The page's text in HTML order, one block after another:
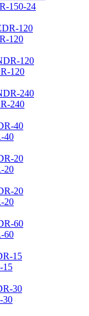
150-24
120
120
240
40
20
20
60
15
30